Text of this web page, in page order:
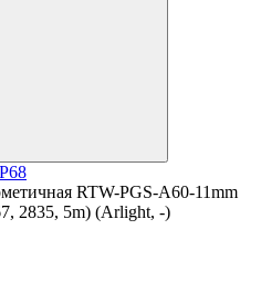
RTW-PGS-A60-11mm
2835, 5m) (Arlight, -)